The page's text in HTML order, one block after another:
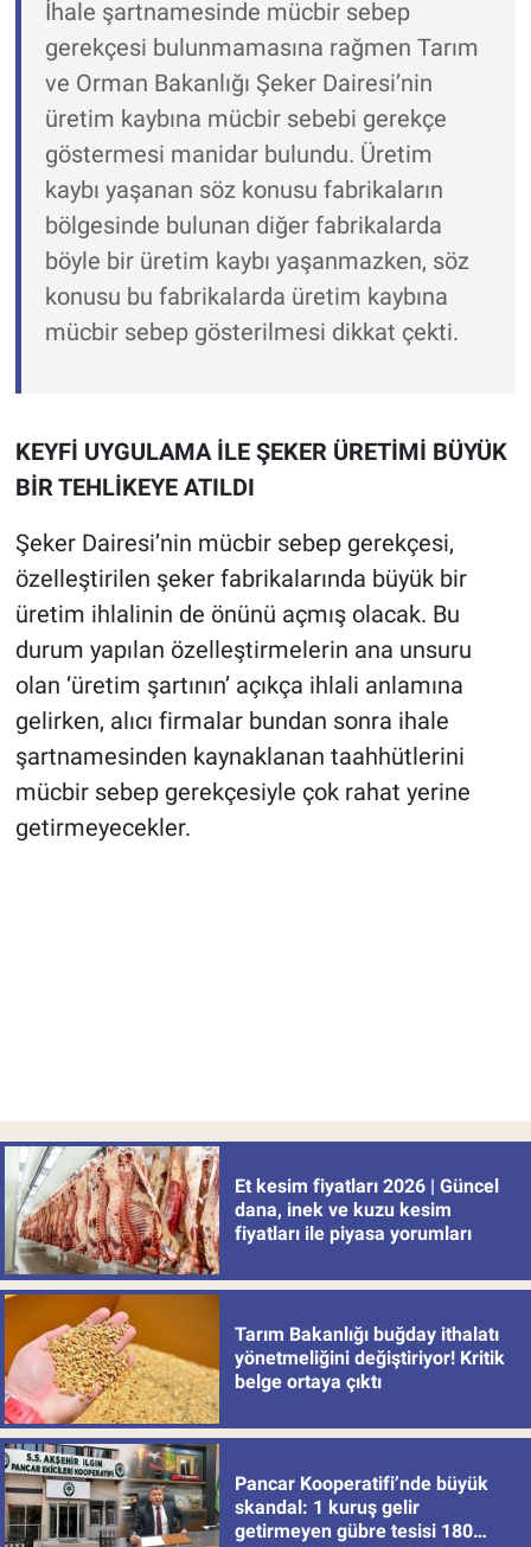
İhale şartnamesinde mücbir sebep
gerekçesi bulunmamasına rağmen Tarım
ve Orman Bakanlığı Şeker Dairesi’nin
üretim kaybına mücbir sebebi gerekçe
göstermesi manidar bulundu. Üretim
kaybı yaşanan söz konusu fabrikaların
bölgesinde bulunan diğer fabrikalarda
böyle bir üretim kaybı yaşanmazken, söz
konusu bu fabrikalarda üretim kaybına
mücbir sebep gösterilmesi dikkat çekti.
KEYFİ UYGULAMA İLE ŞEKER ÜRETİMİ BÜYÜK
BİR TEHLİKEYE ATILDI
Şeker Dairesi’nin mücbir sebep gerekçesi,
özelleştirilen şeker fabrikalarında büyük bir
üretim ihlalinin de önünü açmış olacak. Bu
durum yapılan özelleştirmelerin ana unsuru
olan ‘üretim şartının’ açıkça ihlali anlamına
gelirken, alıcı firmalar bundan sonra ihale
şartnamesinden kaynaklanan taahhütlerini
mücbir sebep gerekçesiyle çok rahat yerine
getirmeyecekler.
Et kesim fiyatları 2026 | Güncel
dana, inek ve kuzu kesim
fiyatları ile piyasa yorumları
Tarım Bakanlığı buğday ithalatı
yönetmeliğini değiştiriyor! Kritik
belge ortaya çıktı
Pancar Kooperatifi’nde büyük
skandal: 1 kuruş gelir
getirmeyen gübre tesisi 180